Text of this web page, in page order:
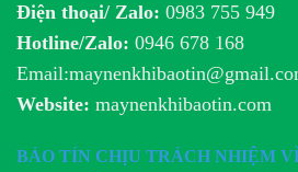
Điện thoại/ Zalo: 0983 755 949
Hotline/Zalo: 0946 678 168
Website: maynenkhibaotin.com
BẢO TÍN CHỊU TRÁCH NHIỆM